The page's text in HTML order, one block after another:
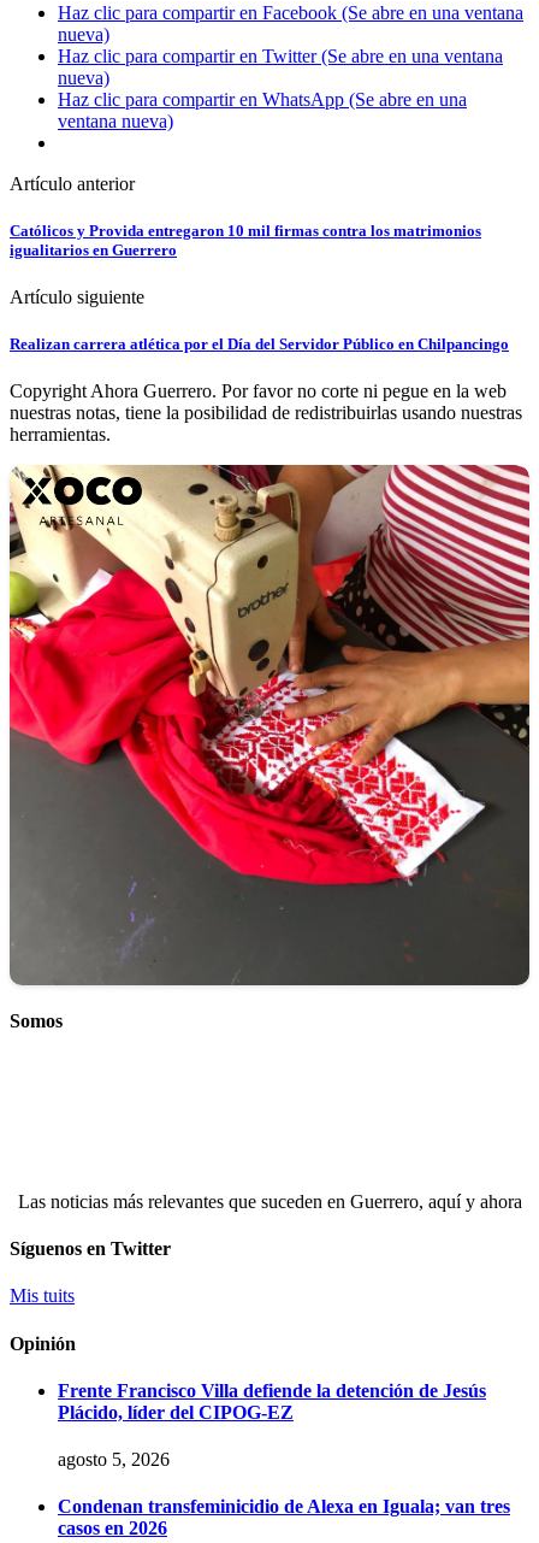
Haz clic para compartir en Facebook (Se abre en una ventana
nueva)
Haz clic para compartir en Twitter (Se abre en una ventana
nueva)
Haz clic para compartir en WhatsApp (Se abre en una
ventana nueva)
Artículo anterior
Católicos y Provida entregaron 10 mil firmas contra los matrimonios
igualitarios en Guerrero
Artículo siguiente
Realizan carrera atlética por el Día del Servidor Público en Chilpancingo
Copyright Ahora Guerrero. Por favor no corte ni pegue en la web
nuestras notas, tiene la posibilidad de redistribuirlas usando nuestras
herramientas.
Somos
Las noticias más relevantes que suceden en Guerrero, aquí y ahora
Síguenos en Twitter
Mis tuits
Opinión
Frente Francisco Villa defiende la detención de Jesús
Plácido, líder del CIPOG-EZ
agosto 5, 2026
Condenan transfeminicidio de Alexa en Iguala; van tres
casos en 2026